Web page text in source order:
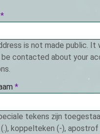
is
required.
is not made public. It
contacted about your
is
required.
tekens zijn
koppelteken (-), apostrof